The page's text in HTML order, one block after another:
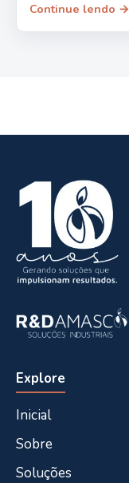
Continue lendo →
Explore
Inicial
Sobre
Soluções